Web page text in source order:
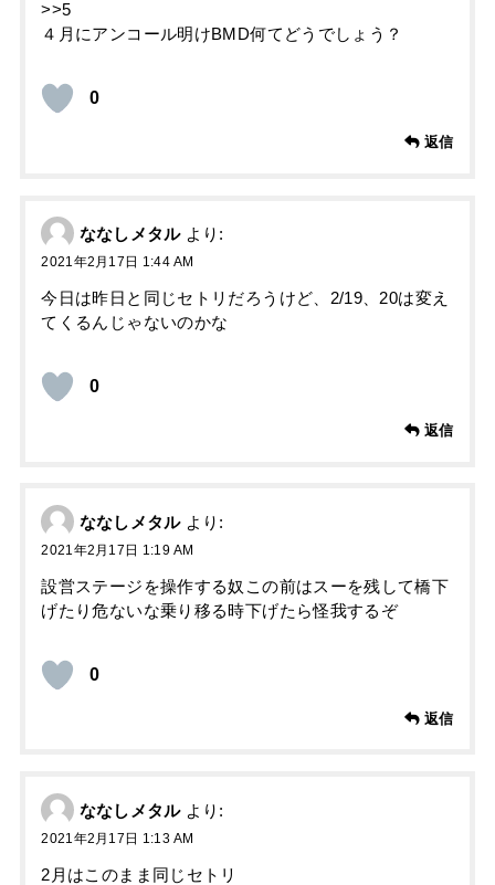
>>5
４月にアンコール明けBMD何てどうでしょう？
0
返信
ななしメタル より:
2021年2月17日 1:44 AM
今日は昨日と同じセトリだろうけど、2/19、20は変え
てくるんじゃないのかな
0
返信
ななしメタル より:
2021年2月17日 1:19 AM
設営ステージを操作する奴この前はスーを残して橋下
げたり危ないな乗り移る時下げたら怪我するぞ
0
返信
ななしメタル より:
2021年2月17日 1:13 AM
2月はこのまま同じセトリ